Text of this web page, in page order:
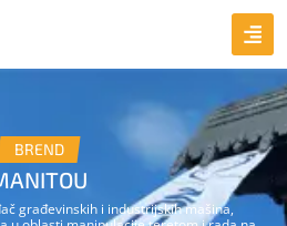
BREND
građevinskih i industrijskih mašina,